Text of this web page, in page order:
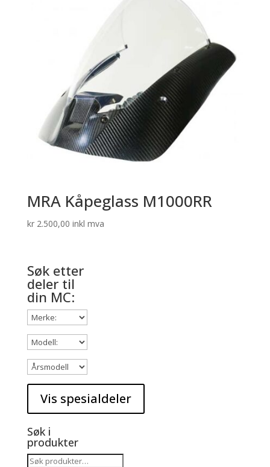
MRA Kåpeglass M1000RR
kr2.500,00 inkl mva
Søk etter
deler til
din MC:
Søk i
produkter
Søk